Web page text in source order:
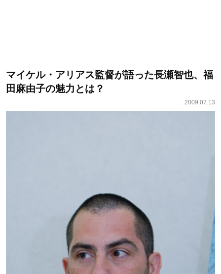
マイケル・アリアス監督が語った長瀬智也、福
田麻由子の魅力とは？
2009.07.13